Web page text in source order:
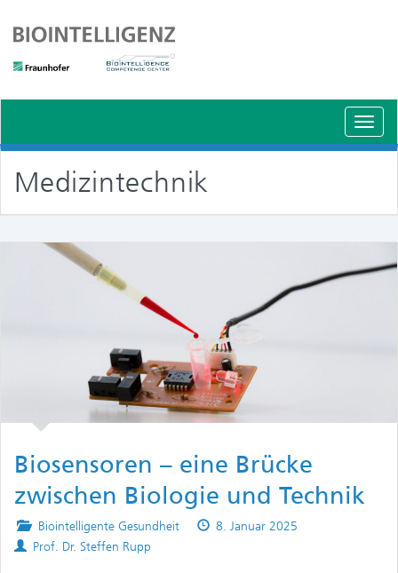
Medizintechnik
Biosensoren – eine Brücke
zwischen Biologie und Technik
Posted
in
Biointelligente Gesundheit
Published
8. Januar 2025
Authors
Prof. Dr. Steffen Rupp